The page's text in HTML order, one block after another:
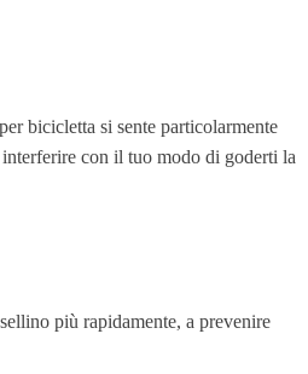
bicicletta si sente particolarmente
con il tuo modo di goderti la
più rapidamente, a prevenire